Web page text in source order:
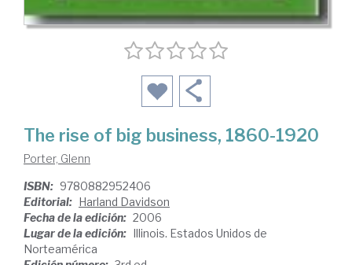
The rise of big business, 1860-1920
Porter, Glenn
ISBN: 9780882952406
Editorial: Harland Davidson
Fecha de la edición: 2006
Lugar de la edición: Illinois. Estados Unidos de
Norteamérica